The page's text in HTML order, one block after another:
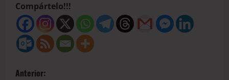
Compártelo!!!
Anterior: